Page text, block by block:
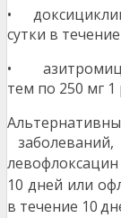
•
сутки в
•
тем по 250 мг 1
левофлоксацин
10 дней или
в течение 10